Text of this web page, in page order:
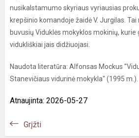
nusikalstamumo skyriaus vyriausias
krepšinio komandoje žaidė V. Jurgilas.
buvusių Viduklės mokyklos mokinių, kurie
vidukliškiai jais didžiuojasi.
Naudota literatūra: Alfonsas Mockus
Stanevičiaus vidurinė mokykla" (1995 m.).
Atnaujinta: 2026-05-27
Grįžti